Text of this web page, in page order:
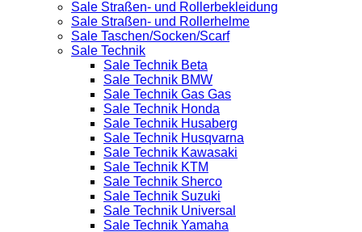
Sale Straßen- und Rollerbekleidung
Sale Straßen- und Rollerhelme
Sale Taschen/Socken/Scarf
Sale Technik
Sale Technik Beta
Sale Technik BMW
Sale Technik Gas Gas
Sale Technik Honda
Sale Technik Husaberg
Sale Technik Husqvarna
Sale Technik Kawasaki
Sale Technik KTM
Sale Technik Sherco
Sale Technik Suzuki
Sale Technik Universal
Sale Technik Yamaha